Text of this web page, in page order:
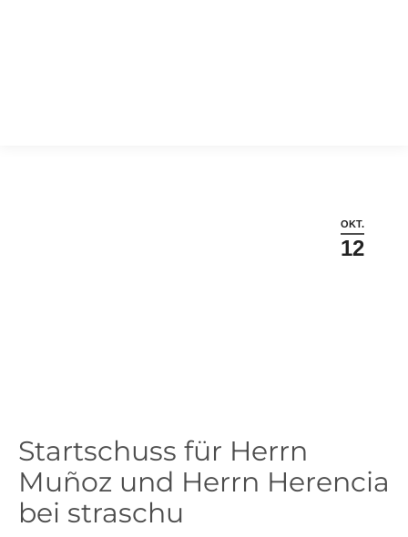
OKT.
12
Startschuss für Herrn
Muñoz und Herrn Herencia
bei straschu